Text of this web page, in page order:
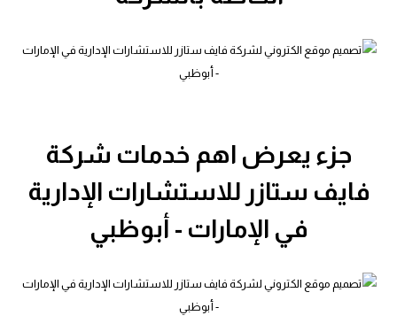
جزء يعرض اهم خدمات شركة
فايف ستازر للاستشارات الإدارية
في الإمارات - أبوظبي